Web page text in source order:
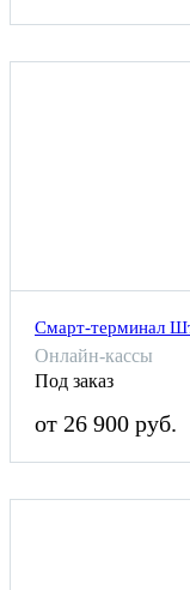
Смарт-терминал
Онлайн-кассы
Под заказ
от 26 900 руб.